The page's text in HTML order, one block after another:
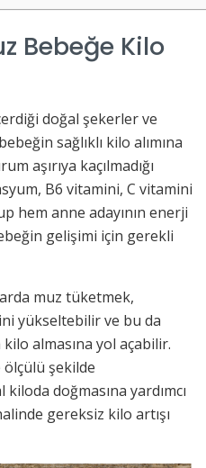
Bebeğe Kilo
doğal şekerler ve
sağlıklı kilo alımına
aşırıya kaçılmadığı
B6 vitamini, C vitamini
hem anne adayının enerji
gelişimi için gerekli
muz tüketmek,
yükseltebilir ve bu da
almasına yol açabilir.
şekilde
doğmasına yardımcı
gereksiz kilo artışı